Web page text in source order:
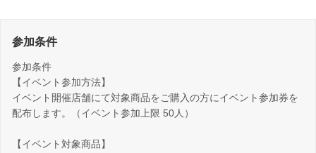
参加条件
参加条件
【イベント参加方法】
イベント開催店舗にて対象商品をご購入の方にイベント参加券を
配布します。（イベント参加上限 50人）
【イベント対象商品】